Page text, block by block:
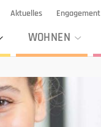
Aktuelles Engagement
WOHNEN